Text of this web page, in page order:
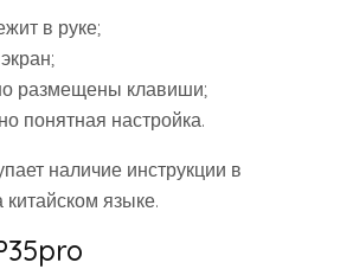
в руке;
размещены клавиши;
понятная настройка.
наличие инструкции в
китайском языке.